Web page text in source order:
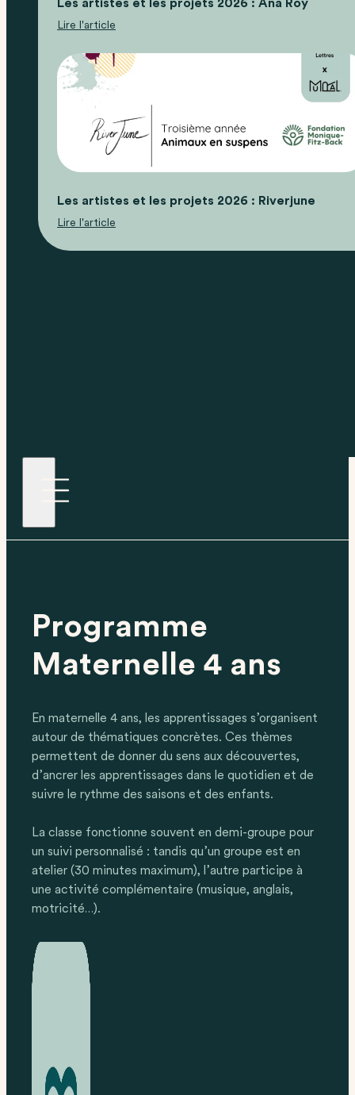
Lire l'article
Les artistes et les projets 2026 : Riverjune
Lire l'article
Programme
Maternelle 4 ans
En maternelle 4 ans, les apprentissages s’organisent
autour de thématiques concrètes. Ces thèmes
permettent de donner du sens aux découvertes,
d’ancrer les apprentissages dans le quotidien et de
suivre le rythme des saisons et des enfants.
La classe fonctionne souvent en demi-groupe pour
un suivi personnalisé : tandis qu’un groupe est en
atelier (30 minutes maximum), l’autre participe à
une activité complémentaire (musique, anglais,
motricité…).